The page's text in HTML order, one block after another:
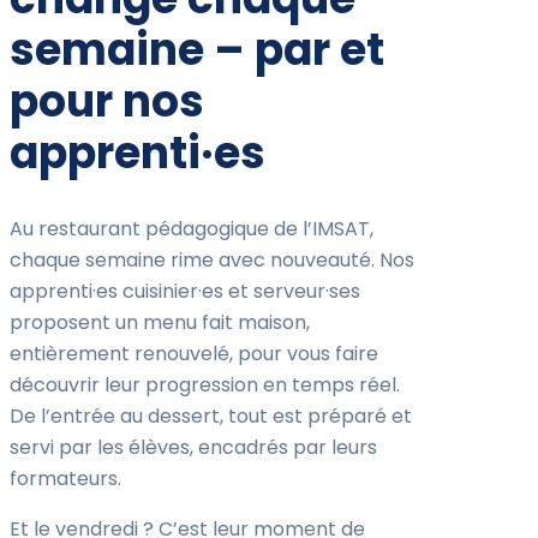
semaine – par et
pour nos
apprenti·es
Au restaurant pédagogique de l’IMSAT,
chaque semaine rime avec nouveauté. Nos
apprenti·es cuisinier·es et serveur·ses
proposent un menu fait maison,
entièrement renouvelé, pour vous faire
découvrir leur progression en temps réel.
De l’entrée au dessert, tout est préparé et
servi par les élèves, encadrés par leurs
formateurs.
Et le vendredi ? C’est leur moment de